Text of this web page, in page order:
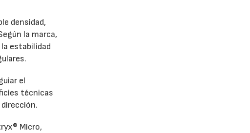
densidad,
la marca,
estabilidad
el
técnicas
Micro,